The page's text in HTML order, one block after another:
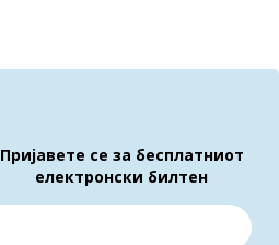
Пријавете се за бесплатниот
електронски билтен